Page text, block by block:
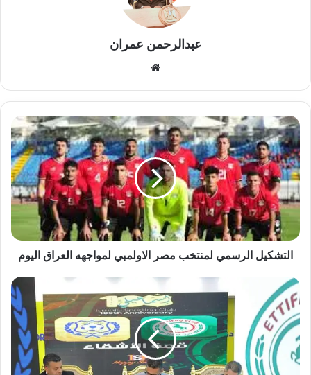
عبدالرحمن عمران
التشكيل
الرسمي
لمنتخب
مصر
الاولمبي
لمواجهه
العراق
اليوم
التشكيل الرسمي لمنتخب مصر الاولمبي لمواجهه العراق اليوم
الإسماعيلي
يوقع
عقود
ودية
الاتفاق
السعودي